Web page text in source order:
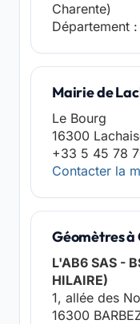
Charente)
Département :
Mairie de
Le Bourg
16300
+33 5 45 78
Contacter la
Géomètres à
L'AB6 SAS -
HILAIRE)
1, allée des
16300